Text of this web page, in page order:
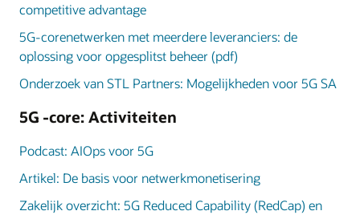
competitive advantage
5G-corenetwerken met meerdere leveranciers: de
oplossing voor opgesplitst beheer (pdf)
Onderzoek van STL Partners: Mogelijkheden voor 5G SA
5G -core: Activiteiten
Podcast: AIOps voor 5G
Artikel: De basis voor netwerkmonetisering
Zakelijk overzicht: 5G Reduced Capability (RedCap) en